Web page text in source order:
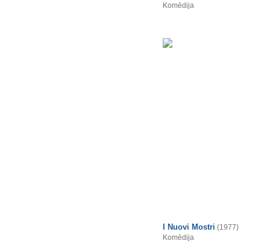
Komēdija
I Nuovi Mostri (1977)
Komēdija